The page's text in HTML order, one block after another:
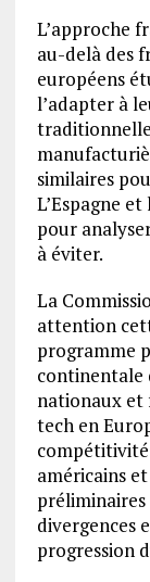
L’approche
au-delà des
européens
l’adapter à
similaires
L’Espagne
pour
à éviter.
La
attention
programme
continentale
nationaux et
tech en
américains
divergences
progression